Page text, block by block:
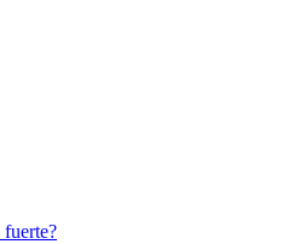
fuerte?